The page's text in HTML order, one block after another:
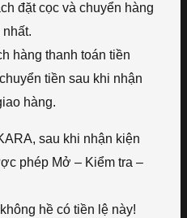
đặt cọc và chuyển hàng
hàng thanh toán tiền
tiền sau khi nhận
hàng.
sau khi nhận kiện
phép Mở – Kiểm tra –
hề có tiền lệ này!